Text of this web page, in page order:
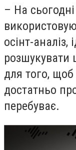
– На
осінт-аналіз,
розшукувати
для того,
достатньо
перебуває.